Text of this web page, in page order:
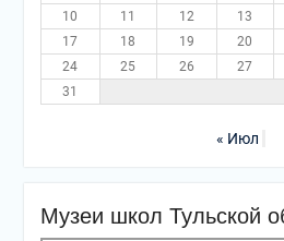
10
11 12 13
17
18 19 20
24
25 26 27
31
« Июл
Музеи школ Тульской